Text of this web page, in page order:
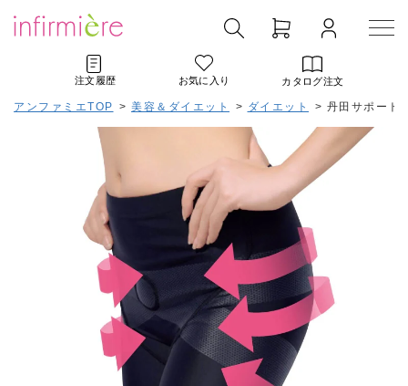
注文履歴 お気に入り カタログ注文
アンファミエTOP > 美容＆ダイエット > ダイエット > 丹田サポート